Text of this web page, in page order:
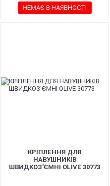
НЕМАЄ В НАЯВНОСТІ
КРІПЛЕННЯ ДЛЯ
НАВУШНИКІВ
ШВИДКОЗ'ЄМНІ OLIVE 30773